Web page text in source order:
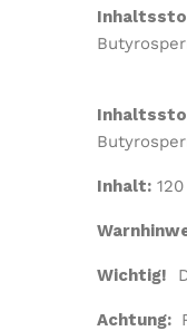
Inhalt:
Wichtig!
Achtung: